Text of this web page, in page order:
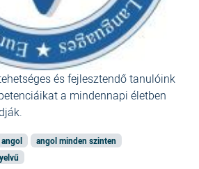
és fejlesztendő tanulóink
a mindennapi életben
angol
angol minden szinten